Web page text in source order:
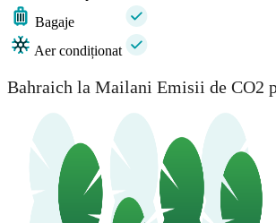
Bagaje
Aer condiționat
Bahraich la Mailani Emisii de CO2